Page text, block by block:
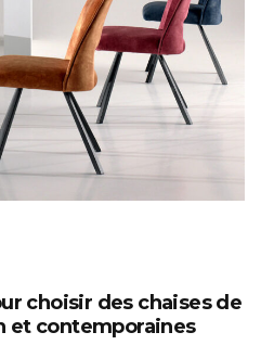
choisir des chaises de
et contemporaines